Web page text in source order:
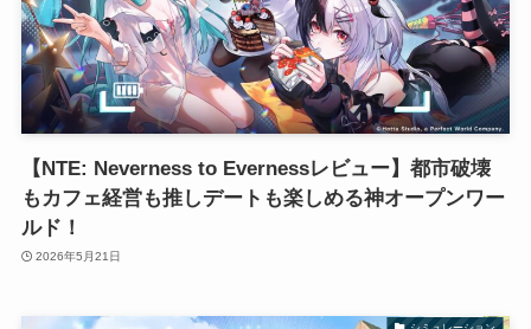
【NTE: Neverness to Evernessレビュー】都市破壊
もカフェ経営も推しデートも楽しめる神オープンワー
ルド！
2026年5月21日